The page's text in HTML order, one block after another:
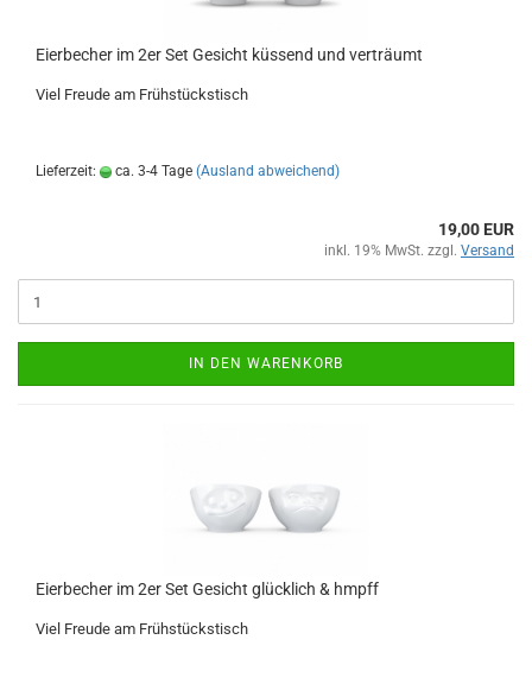
Eierbecher im 2er Set Gesicht küssend und verträumt
Viel Freude am Frühstückstisch
Lieferzeit: ca. 3-4 Tage (Ausland abweichend)
19,00 EUR
inkl. 19% MwSt. zzgl. Versand
IN DEN WARENKORB
Eierbecher im 2er Set Gesicht glücklich & hmpff
Viel Freude am Frühstückstisch